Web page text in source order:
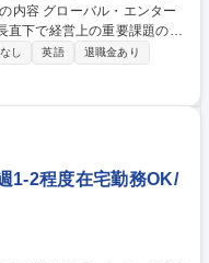
直下で経営上の重要課題の解
トを複数推進。経営層に近い
■グロー
携・交渉■経営陣との戦略対
【PJ例】■北米、欧州の大型
てのマーケ機能強化に向け
地域別の成長戦略策定とそ
続な成長を実現するための
し 英語
退職金あり
1-2程度在宅勤務OK/